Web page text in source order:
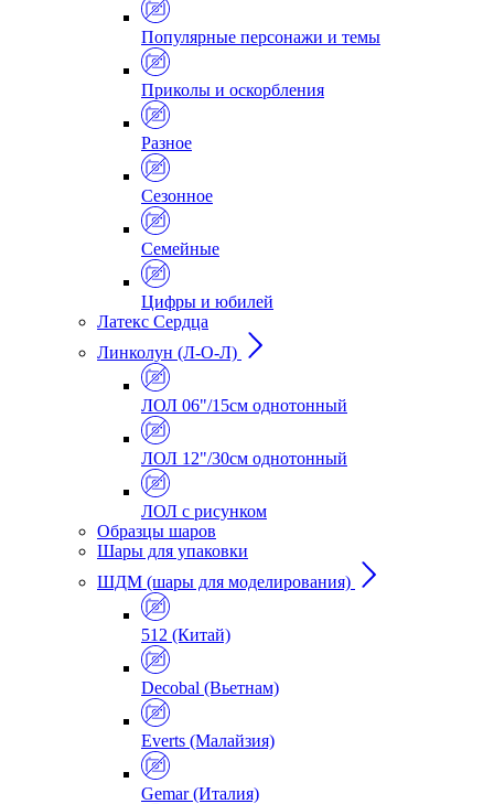
Популярные персонажи и темы
Приколы и оскорбления
Разное
Сезонное
Семейные
Цифры и юбилей
Латекс Сердца
Линколун (Л-О-Л)
ЛОЛ 06"/15см однотонный
ЛОЛ 12"/30см однотонный
ЛОЛ с рисунком
Образцы шаров
Шары для упаковки
ШДМ (шары для моделирования)
512 (Китай)
Decobal (Вьетнам)
Everts (Малайзия)
Gemar (Италия)